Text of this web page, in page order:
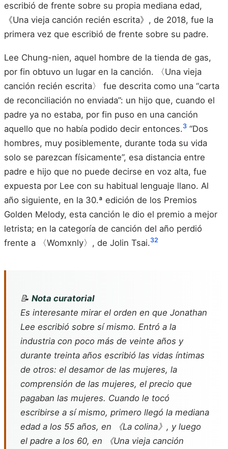
escribió de frente sobre su propia mediana edad,
《Una vieja canción recién escrita》, de 2018, fue la
primera vez que escribió de frente sobre su padre.
Lee Chung-nien, aquel hombre de la tienda de gas,
por fin obtuvo un lugar en la canción. 〈Una vieja
canción recién escrita〉 fue descrita como una “carta
de reconciliación no enviada”: un hijo que, cuando el
padre ya no estaba, por fin puso en una canción
aquello que no había podido decir entonces.3 “Dos
hombres, muy posiblemente, durante toda su vida
solo se parezcan físicamente”, esa distancia entre
padre e hijo que no puede decirse en voz alta, fue
expuesta por Lee con su habitual lenguaje llano. Al
año siguiente, en la 30.ª edición de los Premios
Golden Melody, esta canción le dio el premio a mejor
letrista; en la categoría de canción del año perdió
frente a 〈Womxnly〉, de Jolin Tsai.32
📝 Nota curatorial
Es interesante mirar el orden en que Jonathan
Lee escribió sobre sí mismo. Entró a la
industria con poco más de veinte años y
durante treinta años escribió las vidas íntimas
de otros: el desamor de las mujeres, la
comprensión de las mujeres, el precio que
pagaban las mujeres. Cuando le tocó
escribirse a sí mismo, primero llegó la mediana
edad a los 55 años, en 《La colina》, y luego
el padre a los 60, en 《Una vieja canción